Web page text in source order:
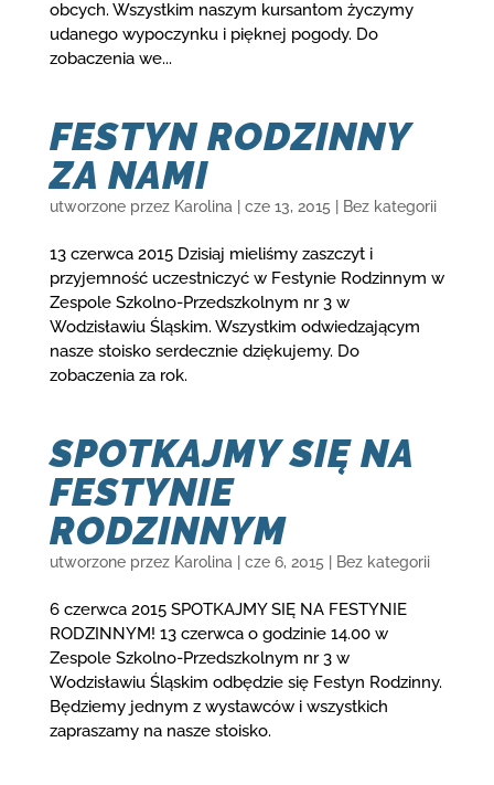
obcych. Wszystkim naszym kursantom życzymy
udanego wypoczynku i pięknej pogody. Do
zobaczenia we...
FESTYN RODZINNY
ZA NAMI
utworzone przez Karolina cze 13, 2015 Bez kategorii
13 czerwca 2015 Dzisiaj mieliśmy zaszczyt i
przyjemność uczestniczyć w Festynie Rodzinnym w
Zespole Szkolno-Przedszkolnym nr 3 w
Wodzisławiu Śląskim. Wszystkim odwiedzającym
nasze stoisko serdecznie dziękujemy. Do
zobaczenia za rok.
SPOTKAJMY SIĘ NA
FESTYNIE
RODZINNYM
utworzone przez Karolina cze 6, 2015 Bez kategorii
6 czerwca 2015 SPOTKAJMY SIĘ NA FESTYNIE
RODZINNYM! 13 czerwca o godzinie 14.00 w
Zespole Szkolno-Przedszkolnym nr 3 w
Wodzisławiu Śląskim odbędzie się Festyn Rodzinny.
Będziemy jednym z wystawców i wszystkich
zapraszamy na nasze stoisko.